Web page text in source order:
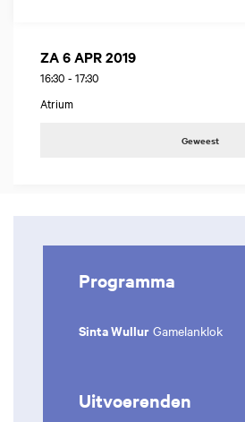
ZA 6 APR 2019
16:30 - 17:30
Atrium
Geweest
Programma
Sinta Wullur Gamelanklok
Uitvoerenden